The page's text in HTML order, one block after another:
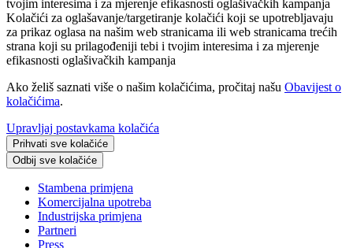
tvojim interesima i za mjerenje efikasnosti oglašivačkih kampanja
Kolačići za oglašavanje/targetiranje kolačići koji se upotrebljavaju
za prikaz oglasa na našim web stranicama ili web stranicama trećih
strana koji su prilagođeniji tebi i tvojim interesima i za mjerenje
efikasnosti oglašivačkih kampanja
Ako želiš saznati više o našim kolačićima, pročitaj našu Obavijest o
kolačićima.
Upravljaj postavkama kolačića
Prihvati sve kolačiće
Odbij sve kolačiće
Stambena primjena
Komercijalna upotreba
Industrijska primjena
Partneri
Press